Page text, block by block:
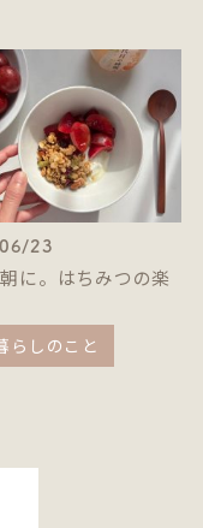
23
に。はちみつの楽
らしのこと